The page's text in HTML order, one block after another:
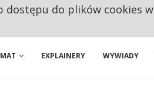
EXPLAINERY WYWIADY
dostępu do plików cookies w